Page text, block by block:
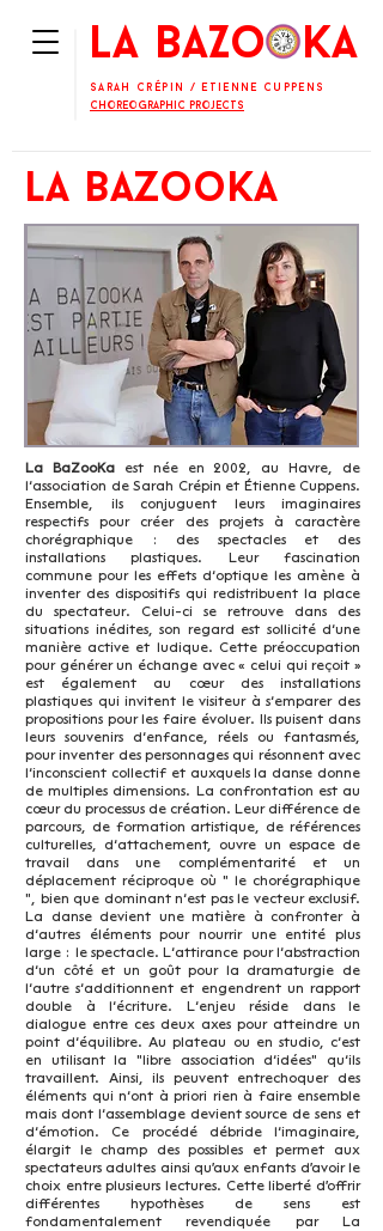
Sarah Crépin / Etienne Cuppens
La BaZooKa
Choreographic projects
la bazooka
La BaZooKa est née en 2002, au Havre, de
l’association de Sarah Crépin et Étienne Cuppens.
Ensemble, ils conjuguent leurs imaginaires
respectifs pour créer des projets à caractère
chorégraphique : des spectacles et des
installations plastiques. Leur fascination
commune pour les effets d’optique les amène à
inventer des dispositifs qui redistribuent la place
du spectateur. Celui-ci se retrouve dans des
situations inédites, son regard est sollicité d’une
manière active et ludique. Cette préoccupation
pour générer un échange avec « celui qui reçoit »
est également au cœur des installations
plastiques qui invitent le visiteur à s’emparer des
propositions pour les faire évoluer. Ils puisent dans
leurs souvenirs d’enfance, réels ou fantasmés,
pour inventer des personnages qui résonnent avec
l’inconscient collectif et auxquels la danse donne
de multiples dimensions. La confrontation est au
cœur du processus de création. Leur différence de
parcours, de formation artistique, de références
culturelles, d’attachement, ouvre un espace de
travail dans une complémentarité et un
déplacement réciproque où " le chorégraphique
", bien que dominant n’est pas le vecteur exclusif.
La danse devient une matière à confronter à
d’autres éléments pour nourrir une entité plus
large : le spectacle. L’attirance pour l’abstraction
d’un côté et un goût pour la dramaturgie de
l’autre s’additionnent et engendrent un rapport
double à l’écriture. L’enjeu réside dans le
dialogue entre ces deux axes pour atteindre un
point d’équilibre. Au plateau ou en studio, c’est
en utilisant la "libre association d’idées" qu’ils
travaillent. Ainsi, ils peuvent entrechoquer des
éléments qui n’ont à priori rien à faire ensemble
mais dont l’assemblage devient source de sens et
d’émotion. Ce procédé débride l’imaginaire,
élargit le champ des possibles et permet aux
spectateurs adultes ainsi qu'aux enfants d'avoir le
choix entre plusieurs lectures. Cette liberté d'offrir
différentes hypothèses de sens est
fondamentalement revendiquée par La